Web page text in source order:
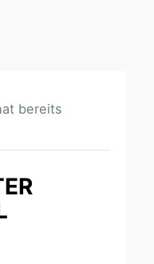
bereits